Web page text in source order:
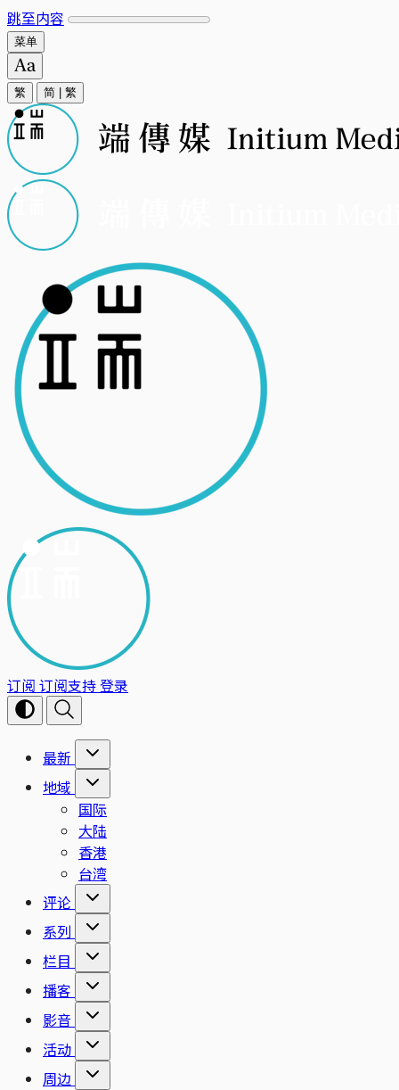
跳至内容
菜单
繁 简 繁
订阅 订阅支持登录
最新
地域
国际
大陆
香港
台湾
评论
系列
栏目
播客
影音
活动
周边